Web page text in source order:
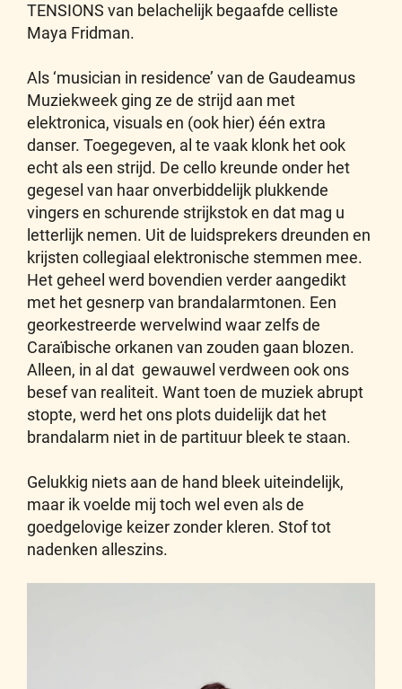
TENSIONS van belachelijk begaafde celliste
Maya Fridman.
Als ‘musician in residence’ van de Gaudeamus
Muziekweek ging ze de strijd aan met
elektronica, visuals en (ook hier) één extra
danser. Toegegeven, al te vaak klonk het ook
echt als een strijd. De cello kreunde onder het
gegesel van haar onverbiddelijk plukkende
vingers en schurende strijkstok en dat mag u
letterlijk nemen. Uit de luidsprekers dreunden en
krijsten collegiaal elektronische stemmen mee.
Het geheel werd bovendien verder aangedikt
met het gesnerp van brandalarmtonen. Een
georkestreerde wervelwind waar zelfs de
Caraïbische orkanen van zouden gaan blozen.
Alleen, in al dat gewauwel verdween ook ons
besef van realiteit. Want toen de muziek abrupt
stopte, werd het ons plots duidelijk dat het
brandalarm niet in de partituur bleek te staan.
Gelukkig niets aan de hand bleek uiteindelijk,
maar ik voelde mij toch wel even als de
goedgelovige keizer zonder kleren. Stof tot
nadenken alleszins.